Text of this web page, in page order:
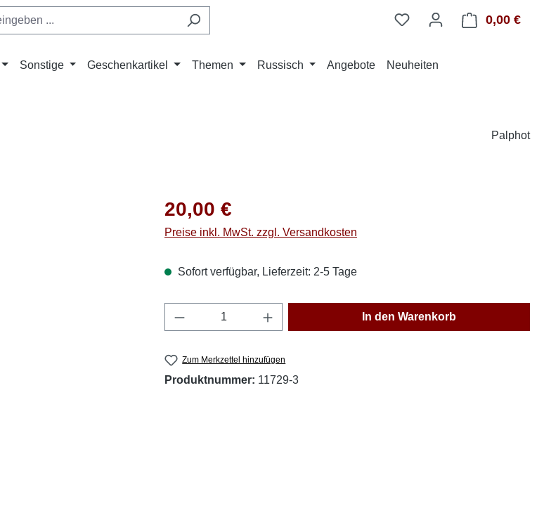
0,00 €
Sonstige Geschenkartikel Themen Russisch Angebote Neuheiten
Palphot
Regulärer Preis:
20,00 €
Preise inkl. MwSt. zzgl. Versandkosten
Sofort verfügbar, Lieferzeit: 2-5 Tage
Produkt Anzahl: Gib den gewünschten Wert ein
In den Warenkorb
Zum Merkzettel hinzufügen
Produktnummer: 11729-3